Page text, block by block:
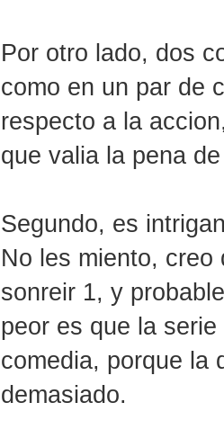
Por otro lado, dos
como en un par de
respecto a la
que valia la pena
Segundo, es
No les miento,
sonreir 1, y
peor es que la
comedia, porque la
demasiado.